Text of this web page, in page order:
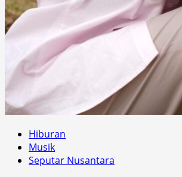
Hiburan
Musik
Seputar Nusantara